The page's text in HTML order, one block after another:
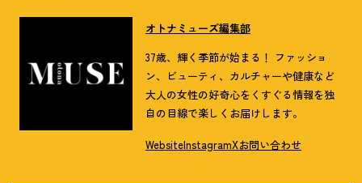
オトナミューズ編集部
37歳、輝く季節が始まる！ ファッショ
ン、ビューティ、カルチャーや健康など
大人の女性の好奇心をくすぐる情報を独
自の目線で楽しくお届けします。
WebsiteInstagramXお問い合わせ